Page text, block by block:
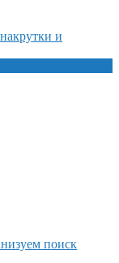
и
поиск